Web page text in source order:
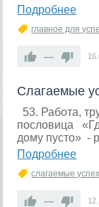
Подробнее
главное для
—
Слагаемые
53. Работа,
пословица
дому пусто» -
Подробнее
слагаемые
—